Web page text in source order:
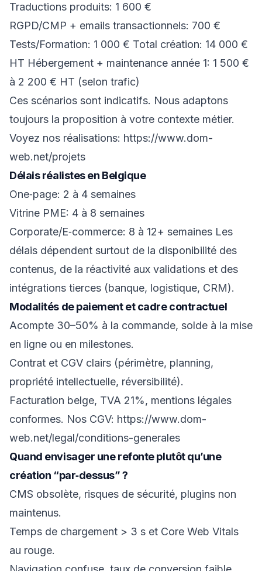
Traductions produits: 1 600 €
RGPD/CMP + emails transactionnels: 700 €
Tests/Formation: 1 000 € Total création: 14 000 €
HT Hébergement + maintenance année 1: 1 500 €
à 2 200 € HT (selon trafic)
Ces scénarios sont indicatifs. Nous adaptons
toujours la proposition à votre contexte métier.
Voyez nos réalisations: https://www.dom-
web.net/projets
Délais réalistes en Belgique
One‑page: 2 à 4 semaines
Vitrine PME: 4 à 8 semaines
Corporate/E‑commerce: 8 à 12+ semaines Les
délais dépendent surtout de la disponibilité des
contenus, de la réactivité aux validations et des
intégrations tierces (banque, logistique, CRM).
Modalités de paiement et cadre contractuel
Acompte 30–50% à la commande, solde à la mise
en ligne ou en milestones.
Contrat et CGV clairs (périmètre, planning,
propriété intellectuelle, réversibilité).
Facturation belge, TVA 21%, mentions légales
conformes. Nos CGV: https://www.dom-
web.net/legal/conditions-generales
Quand envisager une refonte plutôt qu’une
création “par‑dessus” ?
CMS obsolète, risques de sécurité, plugins non
maintenus.
Temps de chargement > 3 s et Core Web Vitals
au rouge.